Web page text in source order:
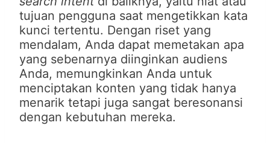
tujuan pengguna saat mengetikkan kata
kunci tertentu. Dengan riset yang
mendalam, Anda dapat memetakan apa
yang sebenarnya diinginkan audiens
Anda, memungkinkan Anda untuk
menciptakan konten yang tidak hanya
menarik tetapi juga sangat beresonansi
dengan kebutuhan mereka.